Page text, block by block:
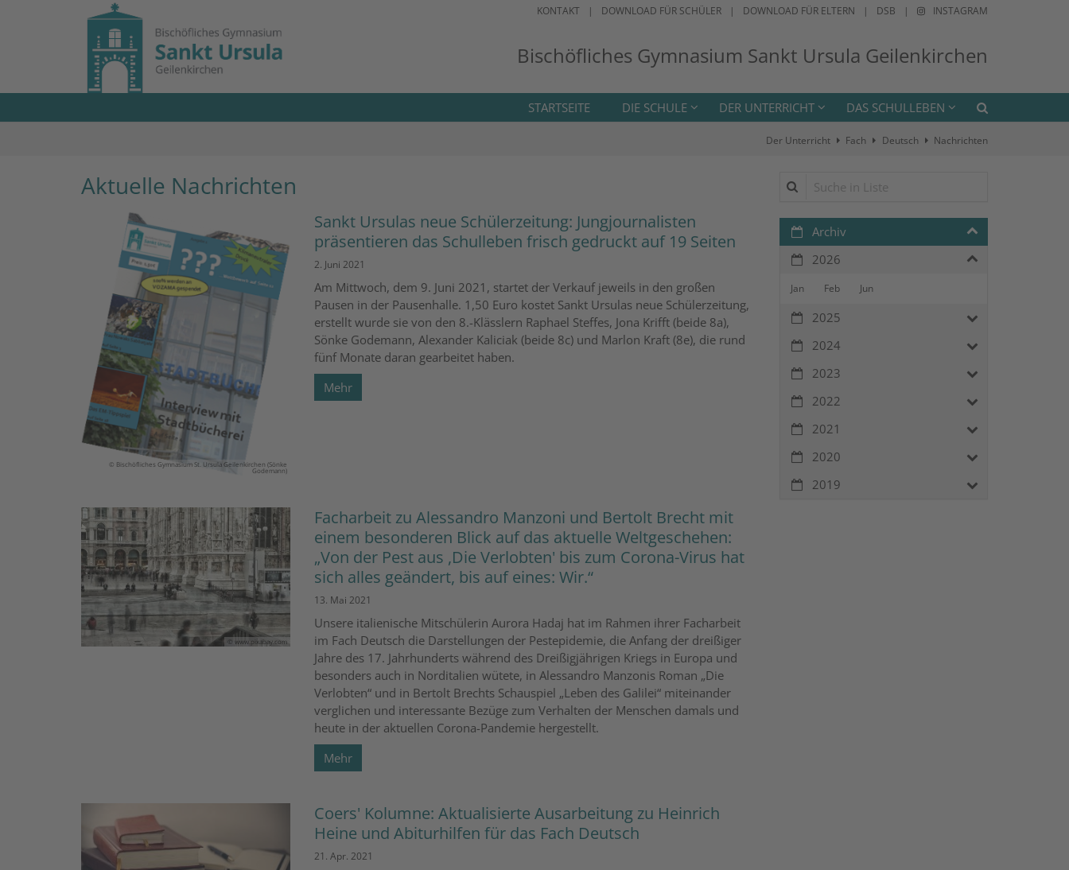
KONTAKT DOWNLOAD FÜR SCHÜLER DOWNLOAD FÜR ELTERN DSB INSTAGRAM
Bischöfliches Gymnasium Sankt Ursula Geilenkirchen
STARTSEITE DIE SCHULE DER UNTERRICHT DAS SCHULLEBEN
Der Unterricht Fach Deutsch Nachrichten
Aktuelle Nachrichten
© Bischöfliches Gymnasium St. Ursula Geilenkirchen (Sönke
Godemann)
Sankt Ursulas neue Schülerzeitung: Jungjournalisten
präsentieren das Schulleben frisch gedruckt auf 19 Seiten
2. Juni 2021
Am Mittwoch, dem 9. Juni 2021, startet der Verkauf jeweils in den großen
Pausen in der Pausenhalle. 1,50 Euro kostet Sankt Ursulas neue Schülerzeitung,
erstellt wurde sie von den 8.-Klässlern Raphael Steffes, Jona Krifft (beide 8a),
Sönke Godemann, Alexander Kaliciak (beide 8c) und Marlon Kraft (8e), die rund
fünf Monate daran gearbeitet haben.
Mehr
© www.pixabay.com
Facharbeit zu Alessandro Manzoni und Bertolt Brecht mit
einem besonderen Blick auf das aktuelle Weltgeschehen:
„Von der Pest aus ,Die Verlobten' bis zum Corona-Virus hat
sich alles geändert, bis auf eines: Wir.“
13. Mai 2021
Unsere italienische Mitschülerin Aurora Hadaj hat im Rahmen ihrer Facharbeit
im Fach Deutsch die Darstellungen der Pestepidemie, die Anfang der dreißiger
Jahre des 17. Jahrhunderts während des Dreißigjährigen Kriegs in Europa und
besonders auch in Norditalien wütete, in Alessandro Manzonis Roman „Die
Verlobten“ und in Bertolt Brechts Schauspiel „Leben des Galilei“ miteinander
verglichen und interessante Bezüge zum Verhalten der Menschen damals und
heute in der aktuellen Corona-Pandemie hergestellt.
Mehr
Coers' Kolumne: Aktualisierte Ausarbeitung zu Heinrich
Heine und Abiturhilfen für das Fach Deutsch
21. Apr. 2021
Suche in Liste
Archiv
2026
Jan Feb Jun
2025
2024
2023
2022
2021
2020
2019